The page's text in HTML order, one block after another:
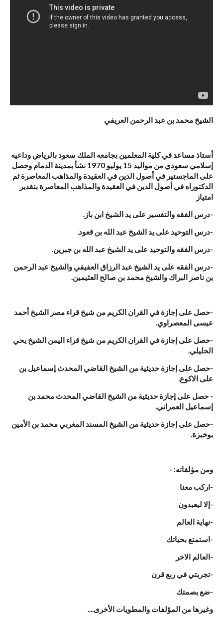
الشيخ محمد بن عبد الرحمن العريفي
أستاذ مساعد في كلية المعلمين بجامعه الملك سعود بالرياض وداعيه
إسلامي سعودي من مواليد 15 يوليو 1970 نشأ بمدينة الدمام وحصل
على الماجستير في أصول الدين في العقيدة والمذاهب المعاصرة ثم
الدكتوراه في أصول الدين في العقيدة والمذاهب المعاصرة بتقدير
امتياز
-درس الفقه والتفسير على يد الشيخ ابن باز.
-درس التوحيد على يد الشيخ عبد الله بن قعود.
-درس الفقه والتوحيد على يد الشيخ عبد الله بن جبرين.
-درس الفقه على يد الشيخ عبد الرزاق العفيفي والشيخ عبد الرحمن
بن ناصر البراك والشيخ محمد بن صالح العثيمين.
-حصل على إجازة في القران الكريم من شيخ قراء مصر الشيخ أحمد
عيسى المعصراوي.
-حصل على إجازة في القران الكريم من شيخ قراء اليمن الشيخ يحي
الحليلي.
-حصل على إجازة حديثية من الشيخ القاضي المحدث إسماعيل بن
على الاكوع.
- حصل على إجازة حديثية من الشيخ القاضي المحدث محمد بن
إسماعيل العمراني.
-حصل على إجازة حديثية من الشيخ المسند المغربي محمد بن الأمين
بوخبزة.
ومن مؤلفاته: -
-اركب معنا
-إلا ليعبدون
-نهاية العالم
-استمتع بحياتك
-العالم الاخر
-تجربتي في ربع قرن
-ضع بصمتك
وغيرها من المؤلفات والمطويات الأخرى....